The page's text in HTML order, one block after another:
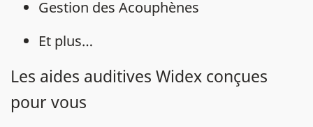
Gestion des Acouphènes
Et plus…
Les aides auditives Widex conçues
pour vous